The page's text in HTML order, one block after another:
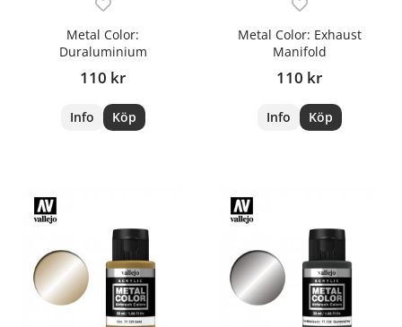
Metal Color:
Duraluminium
110 kr
Info Köp
Metal Color: Exhaust
Manifold
110 kr
Info Köp